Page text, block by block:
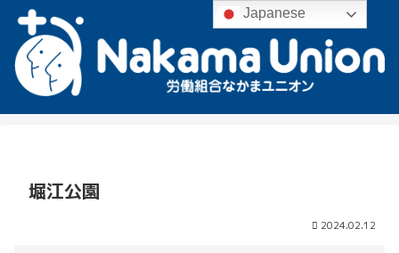
堀江公園
2024.02.12
Japanese